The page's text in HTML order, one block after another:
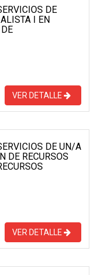
DE
I EN
VER DETALLE
DE UN/A
DE RECURSOS
VER DETALLE